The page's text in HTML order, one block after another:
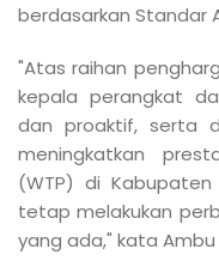
berdasarkan Standar
"Atas raihan
kepala perangkat
dan proaktif, serta
meningkatkan
(WTP) di
tetap melakukan
yang ada," kata Ambu